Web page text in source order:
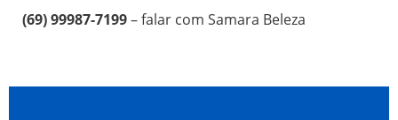
(69) 99987-7199– falar com Samara Beleza